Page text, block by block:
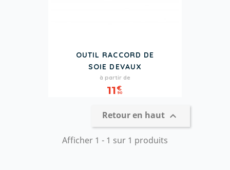
OUTIL RACCORD DE
SOIE DEVAUX
Prix
à partir de
11€
90
Retour en haut 
Afficher 1 - 1 sur 1 produits